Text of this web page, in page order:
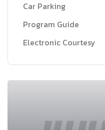
Car Parking
Program Guide
Electronic Courtesy